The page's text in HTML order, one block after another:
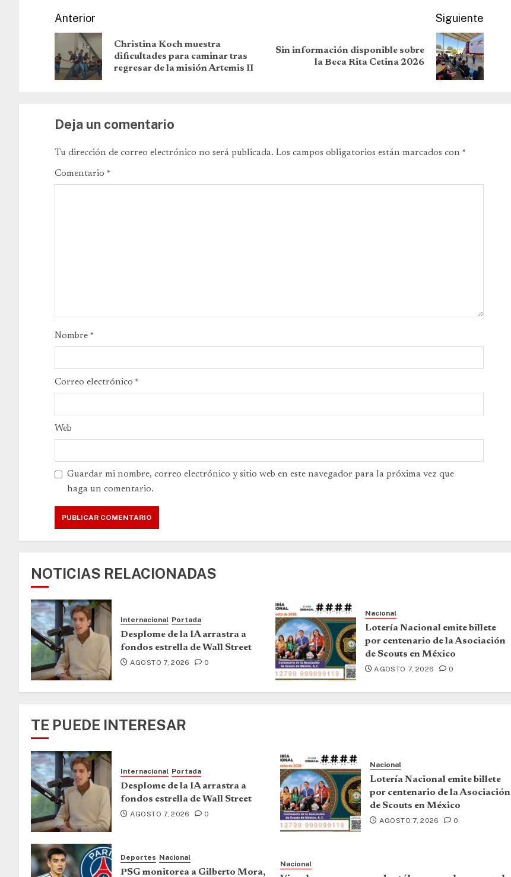
Anterior
Christina Koch muestra
dificultades para caminar tras
regresar de la misión Artemis II
Siguiente
Sin información disponible sobre
la Beca Rita Cetina 2026
Deja un comentario
Tu dirección de correo electrónico no será publicada. Los campos obligatorios están marcados con *
Comentario *
Nombre *
Correo electrónico *
Web
Guardar mi nombre, correo electrónico y sitio web en este navegador para la próxima vez que
haga un comentario.
NOTICIAS RELACIONADAS
Internacional Portada
Desplome de la IA arrastra a
fondos estrella de Wall Street
AGOSTO 7, 2026 0
Nacional
Lotería Nacional emite billete
por centenario de la Asociación
de Scouts en México
AGOSTO 7, 2026 0
TE PUEDE INTERESAR
Internacional Portada
Desplome de la IA arrastra a
fondos estrella de Wall Street
AGOSTO 7, 2026 0
Nacional
Lotería Nacional emite billete
por centenario de la Asociación
de Scouts en México
AGOSTO 7, 2026 0
Deportes Nacional
PSG monitorea a Gilberto Mora,
Nacional